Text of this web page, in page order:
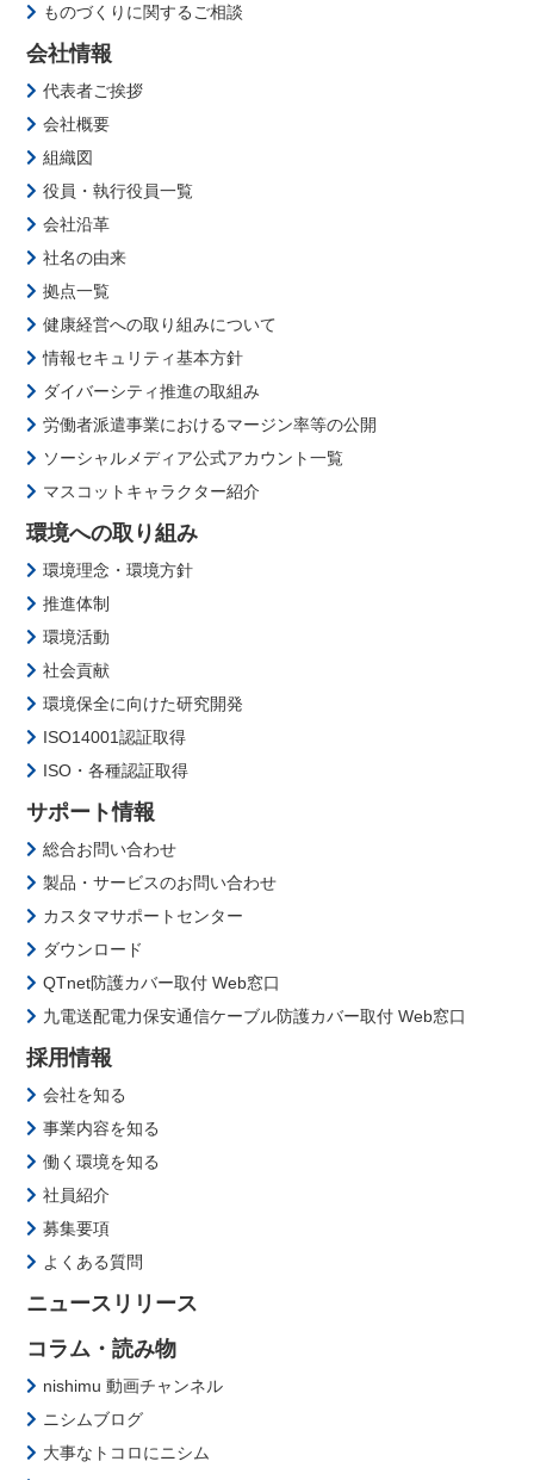
ものづくりに関するご相談
会社情報
代表者ご挨拶
会社概要
組織図
役員・執行役員一覧
会社沿革
社名の由来
拠点一覧
健康経営への取り組みについて
情報セキュリティ基本方針
ダイバーシティ推進の取組み
労働者派遣事業におけるマージン率等の公開
ソーシャルメディア公式アカウント一覧
マスコットキャラクター紹介
環境への取り組み
環境理念・環境方針
推進体制
環境活動
社会貢献
環境保全に向けた研究開発
ISO14001認証取得
ISO・各種認証取得
サポート情報
総合お問い合わせ
製品・サービスのお問い合わせ
カスタマサポートセンター
ダウンロード
QTnet防護カバー取付 Web窓口
九電送配電力保安通信ケーブル防護カバー取付 Web窓口
採用情報
会社を知る
事業内容を知る
働く環境を知る
社員紹介
募集要項
よくある質問
ニュースリリース
コラム・読み物
nishimu 動画チャンネル
ニシムブログ
大事なトコロにニシム